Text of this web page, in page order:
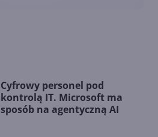
Cyfrowy personel pod
kontrolą IT. Microsoft ma
sposób na agentyczną AI